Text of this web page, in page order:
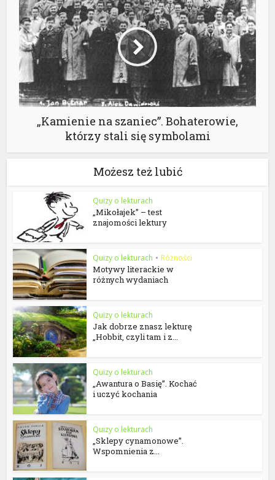
„Kamienie na szaniec”. Bohaterowie,
którzy stali się symbolami
Możesz też lubić
Quizy o lekturach
„Mikołajek” – test
znajomości lektury
Quizy o lekturach • Różności
Motywy literackie w
różnych wydaniach
Quizy o lekturach
Jak dobrze znasz lekturę
„Hobbit, czyli tam i z...
Quizy o lekturach
„Awantura o Basię”. Kochać
i uczyć kochania
Quizy o lekturach
„Sklepy cynamonowe”.
Wspomnienia z...